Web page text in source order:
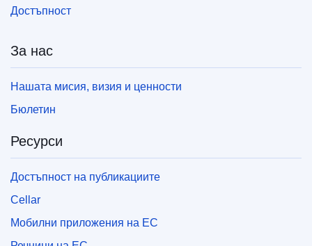
Достъпност
За нас
Нашата мисия, визия и ценности
Бюлетин
Ресурси
Достъпност на публикациите
Cellar
Мобилни приложения на ЕС